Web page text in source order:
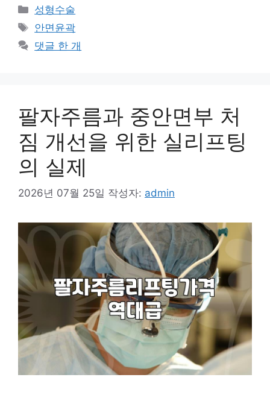
카
테
리
성형수술
태
그
안면윤곽
댓글 한 개
팔자주름과 중안면부 처
짐 개선을 위한 실리프팅
의 실제
2026년 07월 25일 작성자: admin